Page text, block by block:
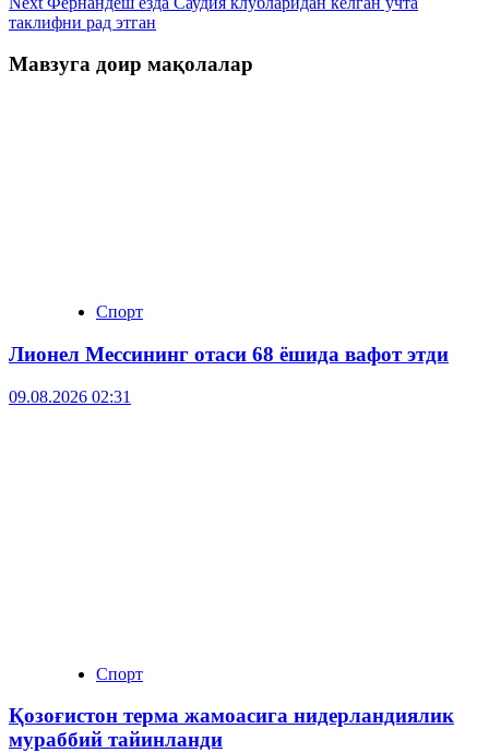
таклифни рад этган
Мавзуга доир мақолалар
Спорт
Лионел Мессининг отаси 68 ёшида вафот этди
09.08.2026 02:31
Спорт
Қозоғистон терма жамоасига нидерландиялик
мураббий тайинланди